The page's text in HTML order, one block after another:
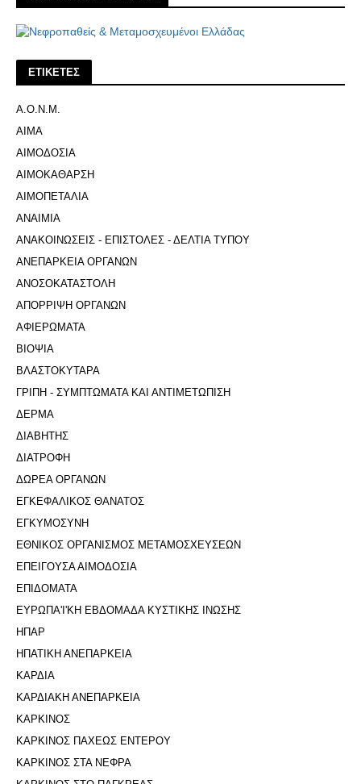
ΕΤΙΚΕΤΕΣ
Α.Ο.Ν.Μ.
ΑΙΜΑ
ΑΙΜΟΔΟΣΙΑ
ΑΙΜΟΚΑΘΑΡΣΗ
ΑΙΜΟΠΕΤΑΛΙΑ
ΑΝΑΙΜΙΑ
ΑΝΑΚΟΙΝΩΣΕΙΣ - ΕΠΙΣΤΟΛΕΣ - ΔΕΛΤΙΑ ΤΥΠΟΥ
ΑΝΕΠΑΡΚΕΙΑ ΟΡΓΑΝΩΝ
ΑΝΟΣΟΚΑΤΑΣΤΟΛΗ
ΑΠΟΡΡΙΨΗ ΟΡΓΑΝΩΝ
ΑΦΙΕΡΩΜΑΤΑ
ΒΙΟΨΙΑ
ΒΛΑΣΤΟΚΥΤΑΡΑ
ΓΡΙΠΗ - ΣΥΜΠΤΩΜΑΤΑ ΚΑΙ ΑΝΤΙΜΕΤΩΠΙΣΗ
ΔΕΡΜΑ
ΔΙΑΒΗΤΗΣ
ΔΙΑΤΡΟΦΗ
ΔΩΡΕΑ ΟΡΓΑΝΩΝ
ΕΓΚΕΦΑΛΙΚΟΣ ΘΑΝΑΤΟΣ
ΕΓΚΥΜΟΣΥΝΗ
ΕΘΝΙΚΟΣ ΟΡΓΑΝΙΣΜΟΣ ΜΕΤΑΜΟΣΧΕΥΣΕΩΝ
ΕΠΕΙΓΟΥΣΑ ΑΙΜΟΔΟΣΙΑ
ΕΠΙΔΟΜΑΤΑ
ΕΥΡΩΠΑ'Ι'ΚΗ ΕΒΔΟΜΑΔΑ ΚΥΣΤΙΚΗΣ ΙΝΩΣΗΣ
ΗΠΑΡ
ΗΠΑΤΙΚΗ ΑΝΕΠΑΡΚΕΙΑ
ΚΑΡΔΙΑ
ΚΑΡΔΙΑΚΗ ΑΝΕΠΑΡΚΕΙΑ
ΚΑΡΚΙΝΟΣ
ΚΑΡΚΙΝΟΣ ΠΑΧΕΩΣ ΕΝΤΕΡΟΥ
ΚΑΡΚΙΝΟΣ ΣΤΑ ΝΕΦΡΑ